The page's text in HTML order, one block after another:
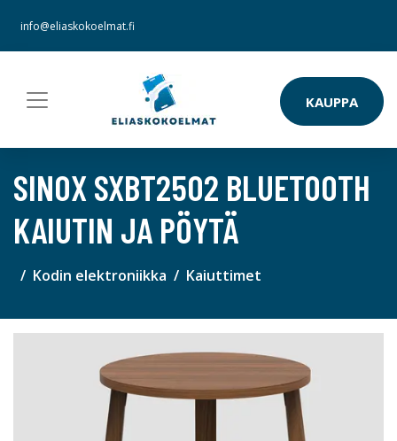
info@eliaskokoelmat.fi
KAUPPA
SINOX SXBT2502 BLUETOOTH
KAIUTIN JA PÖYTÄ
Kodin elektroniikka Kaiuttimet